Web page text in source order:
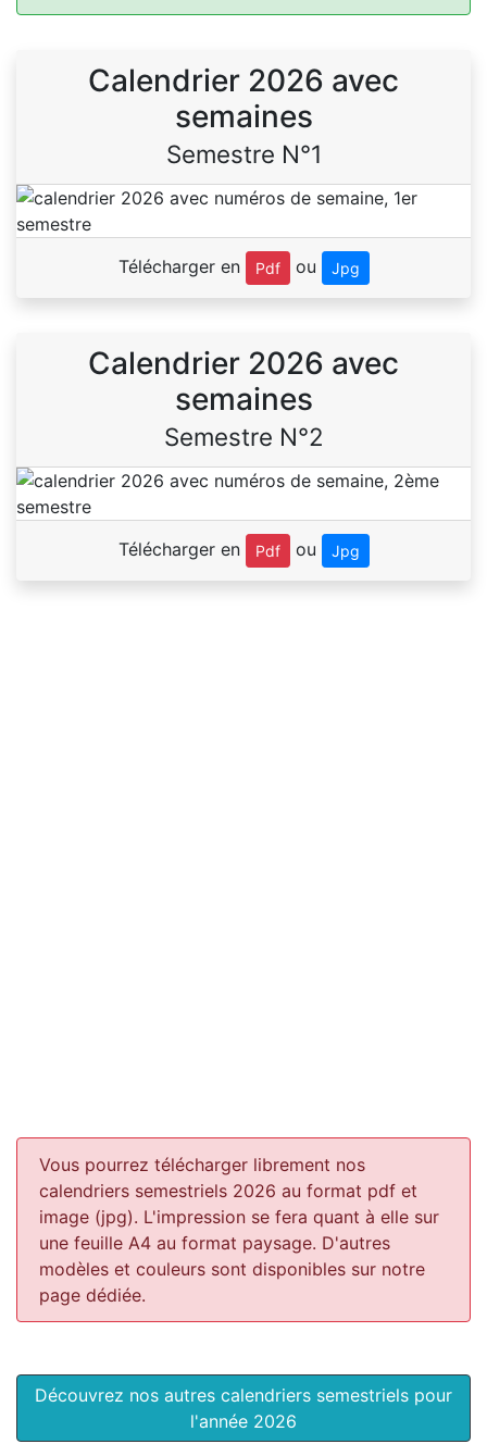
Calendrier 2026 avec
semaines
Semestre N°1
Télécharger en Pdf ou Jpg
Calendrier 2026 avec
semaines
Semestre N°2
Télécharger en Pdf ou Jpg
Vous pourrez télécharger librement nos
calendriers semestriels 2026 au format pdf et
image (jpg). L'impression se fera quant à elle sur
une feuille A4 au format paysage. D'autres
modèles et couleurs sont disponibles sur notre
page dédiée.
Découvrez nos autres calendriers semestriels pour
l'année 2026